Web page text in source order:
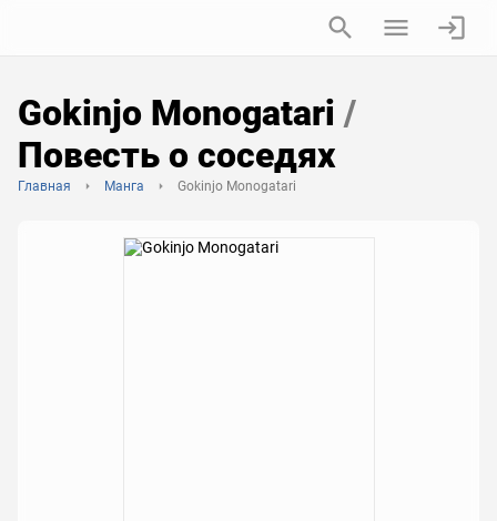
Gokinjo Monogatari /
Повесть о соседях
Главная Манга Gokinjo Monogatari